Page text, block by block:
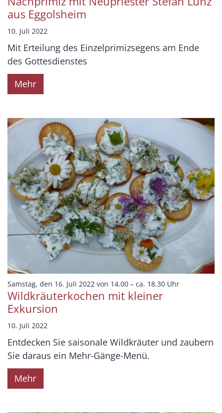
aus Eggolsheim
10. Juli 2022
Mit Erteilung des Einzelprimizsegens am Ende
des Gottesdienstes
Mehr
Samstag, den 16. Juli 2022 von 14.00 – ca. 18.30 Uhr:
Wildkräuterkochen mit kleiner
Exkursion
10. Juli 2022
Entdecken Sie saisonale Wildkräuter und zaubern
Sie daraus ein Mehr-Gänge-Menü.
Mehr